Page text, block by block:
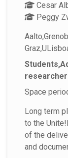
Cesar
Peggy
Space
Long term
to the
of the
and